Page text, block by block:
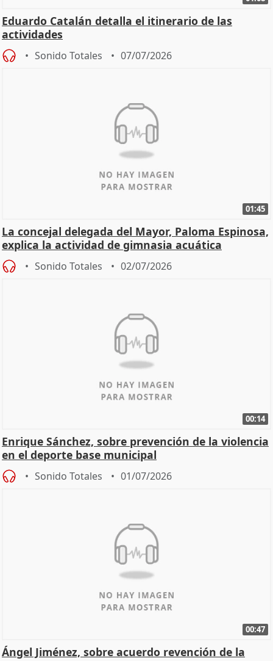
Eduardo Catalán detalla el itinerario de las
actividades
Sonido Totales 07/07/2026
01:45
La concejal delegada del Mayor, Paloma Espinosa,
explica la actividad de gimnasia acuática
Sonido Totales 02/07/2026
00:14
Enrique Sánchez, sobre prevención de la violencia
en el deporte base municipal
Sonido Totales 01/07/2026
00:47
Ángel Jiménez, sobre acuerdo revención de la